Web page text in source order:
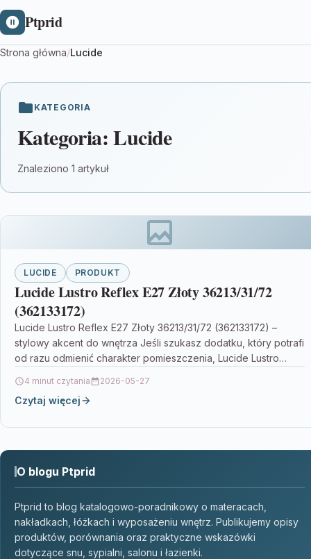
Ptprid
Strona główna/Lucide
KATEGORIA
Kategoria:Lucide
Znaleziono 1 artykuł
LUCIDE PRODUKT
Lucide Lustro Reflex E27 Złoty 36213/31/72
(362133172)
Lucide Lustro Reflex E27 Złoty 36213/31/72 (362133172) –
stylowy akcent do wnętrza Jeśli szukasz dodatku, który potrafi
od razu odmienić charakter pomieszczenia, Lucide Lustro…
4 minut czytania 2026-05-27
Czytaj więcej
O blogu Ptprid
Ptprid to blog katalogowo-poradnikowy o materacach,
nakładkach, łóżkach i wyposażeniu wnętrz. Publikujemy opisy
produktów, porównania oraz praktyczne wskazówki
dotyczące snu, sypialni, salonu i łazienki.